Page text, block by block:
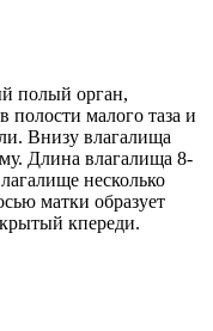
полый орган,
малого таза и
Внизу влагалища
Длина влагалища 8-
несколько
матки образует
кпереди.